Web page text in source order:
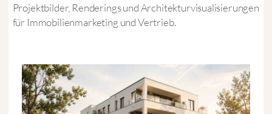
Projektbilder, Renderings und Architekturvisualisierungen
für Immobilienmarketing und Vertrieb.